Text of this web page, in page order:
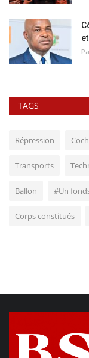
TAGS
Répression
Transports
Ballon #Un
Corps constitués